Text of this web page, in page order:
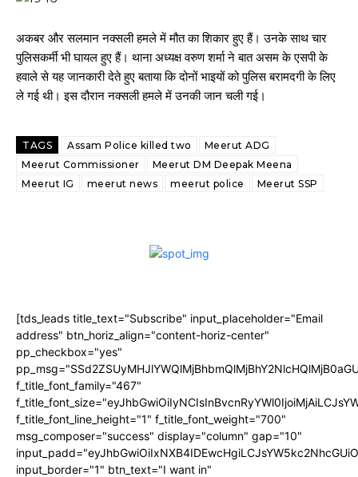
अकबर और सलमान नक्सली हमले में मौत का शिकार हुए हैं। उनके साथ चार
पुलिसकर्मी भी घायल हुए हैं। थाना अध्यक्ष वरुण शर्मा ने बात असम के एसपी के
हवाले से यह जानकारी देते हुए बताया कि दोनों भाइयों को पुलिस बरामदगी के लिए
ले गई थी। इस दौरान नक्सली हमले में उनकी जान चली गई।
TAGS Assam Police killed two
Meerut ADG
Meerut Commissioner
Meerut DM Deepak Meena
Meerut IG
meerut news meerut police Meerut SSP
[tds_leads title_text="Subscribe" input_placeholder="Email
address" btn_horiz_align="content-horiz-center"
pp_checkbox="yes"
f_title_font_family="467"
f_title_font_line_height="1" f_title_font_weight="700"
msg_composer="success" display="column" gap="10"
input_border="1" btn_text="I want in"